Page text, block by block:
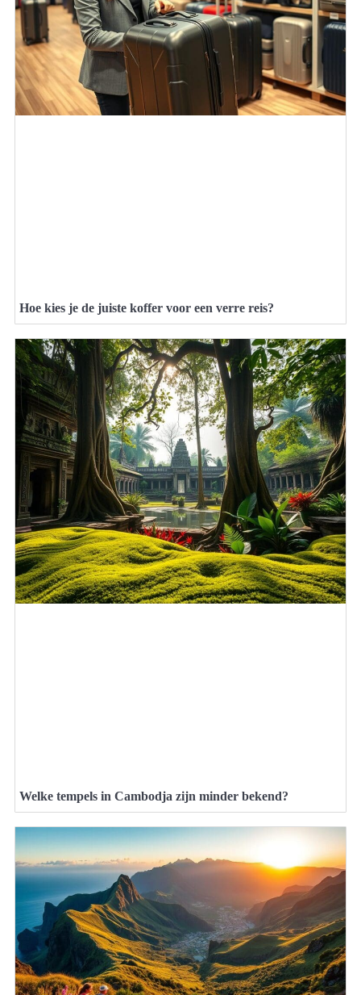
Hoe kies je de juiste koffer voor een verre reis?
Welke tempels in Cambodja zijn minder bekend?